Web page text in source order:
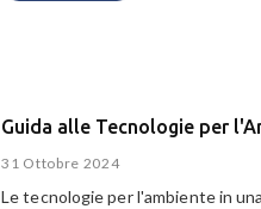
Guida alle Tecnologie per
31 Ottobre 2024
Le tecnologie per l'ambiente in